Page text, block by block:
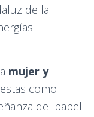
de la
mujer y
como
del papel